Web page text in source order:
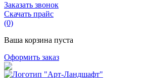
Заказать звонок
Скачать прайс
(0)
Ваша корзина пуста
Оформить заказ